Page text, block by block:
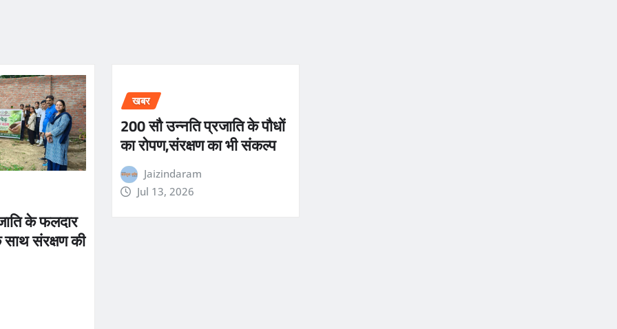
के फलदार
साथ संरक्षण की
खबर
200 सौ उन्नति प्रजाति के पौधों
का रोपण,संरक्षण का भी संकल्प
Jaizindaram
Jul 13, 2026